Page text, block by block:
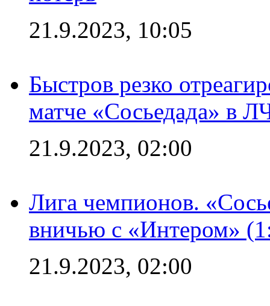
21.9.2023, 10:05
Быстров резко
матче «Сосьедада» в
21.9.2023, 02:00
Лига чемпионов.
вничью с «Интером»
21.9.2023, 02:00